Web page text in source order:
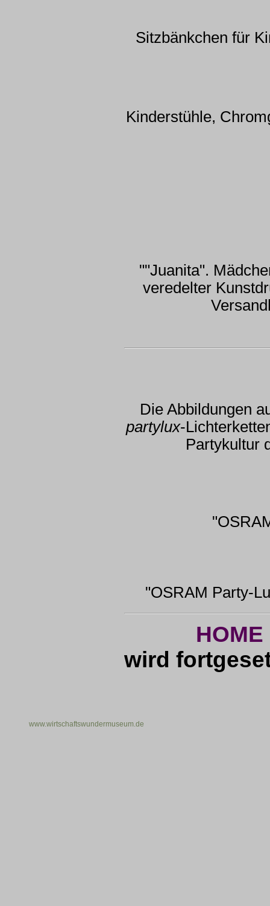
Sitzbänkchen für
Kinderstühle,
""Juanita".
veredelter
Die Abbildungen
partylux-
Partykultur
"OSRAM Party-
HOME
wird
www.wirtschaftswundermuseum.de